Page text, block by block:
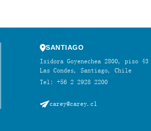
SANTIAGO
Isidora Goyenechea 2800, piso 43
Las Condes, Santiago, Chile
Tel: +56 2 2928 2200
carey@carey.cl